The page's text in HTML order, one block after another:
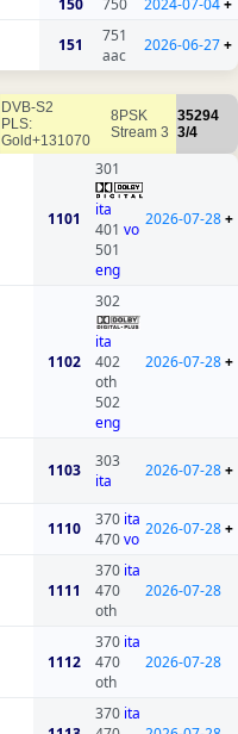
151
751
aac
2026-06-27+
DVB-S2
PLS:
Gold+131070
8PSK
Stream 3
35294
3/4
1101
301
ita
401 vo
501
eng
2026-07-28+
1102
302
ita
402
oth
502
eng
2026-07-28+
1103
303
ita
2026-07-28+
1110 370 ita
470vo
2026-07-28+
1111
370 ita
470
oth
2026-07-28
1112
370 ita
470
oth
2026-07-28
370 ita